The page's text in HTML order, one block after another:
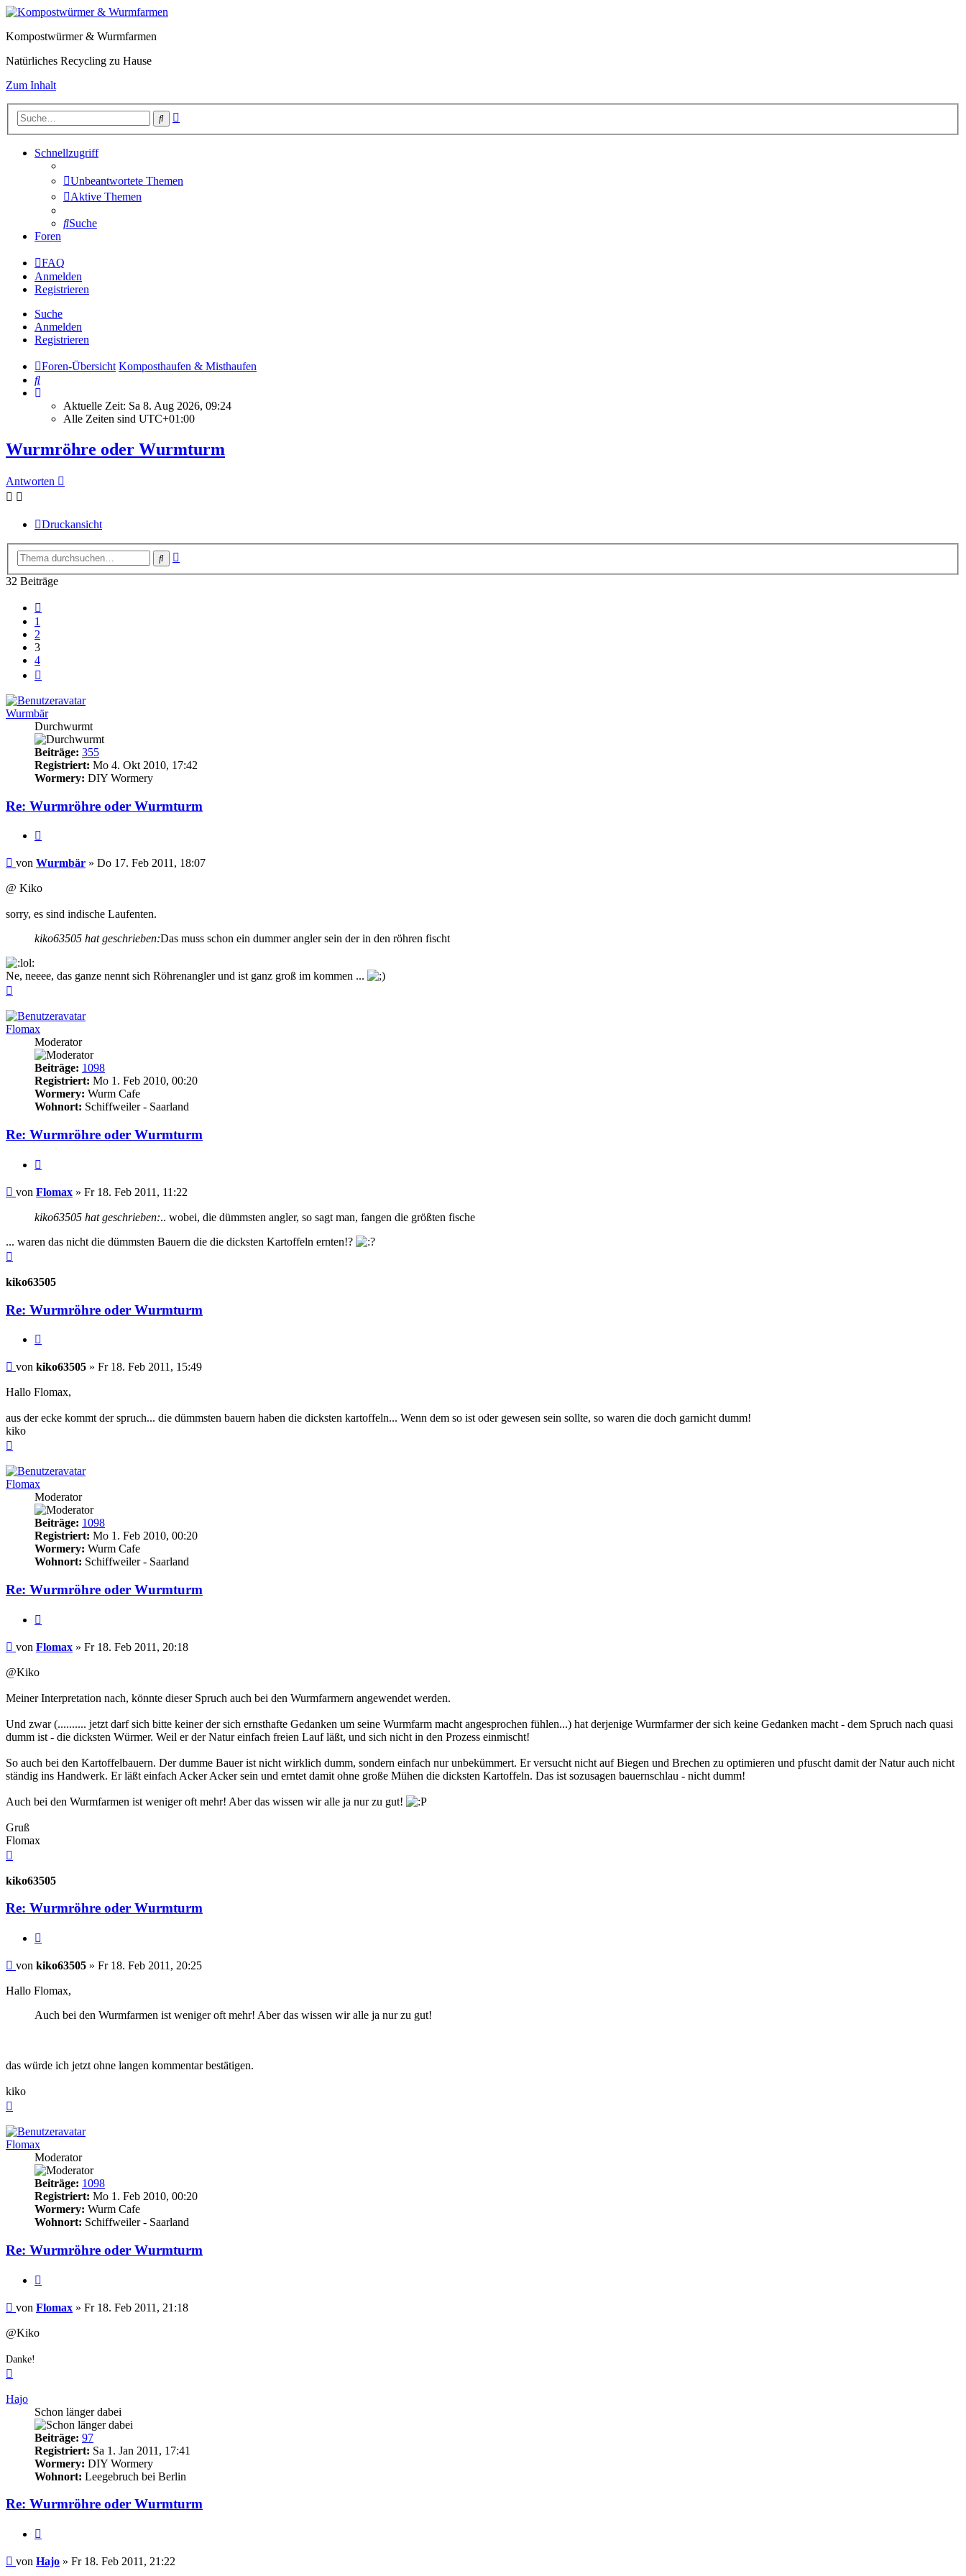
Kompostwürmer & Wurmfarmen
Natürliches Recycling zu Hause
Zum Inhalt
Suche
Schnellzugriff
Unbeantwortete Themen
Aktive Themen
Suche
Foren
FAQ
Anmelden
Registrieren
Suche
Anmelden
Registrieren
Foren-Übersicht Komposthaufen & Misthaufen
Suche
Aktuelle Zeit: Sa 8. Aug 2026, 09:24
Alle Zeiten sind UTC+01:00
Wurmröhre oder Wurmturm
Antworten
Druckansicht
Suche
32 Beiträge
1
2
3
4
Wurmbär
Durchwurmt
Beiträge: 355
Registriert: Mo 4. Okt 2010, 17:42
Wormery: DIY Wormery
Re: Wurmröhre oder Wurmturm
Beitrag
von Wurmbär » Do 17. Feb 2011, 18:07
@ Kiko
sorry, es sind indische Laufenten.
kiko63505 hat geschrieben:Das muss schon ein dummer angler sein der in den röhren fischt
Ne, neeee, das ganze nennt sich Röhrenangler und ist ganz groß im kommen ...
Flomax
Moderator
Beiträge: 1098
Registriert: Mo 1. Feb 2010, 00:20
Wormery: Wurm Cafe
Wohnort: Schiffweiler - Saarland
Re: Wurmröhre oder Wurmturm
Beitrag
von Flomax » Fr 18. Feb 2011, 11:22
kiko63505 hat geschrieben:.. wobei, die dümmsten angler, so sagt man, fangen die größten fische
... waren das nicht die dümmsten Bauern die die dicksten Kartoffeln ernten!?
kiko63505
Re: Wurmröhre oder Wurmturm
Beitrag
von kiko63505 » Fr 18. Feb 2011, 15:49
Hallo Flomax,
aus der ecke kommt der spruch... die dümmsten bauern haben die dicksten kartoffeln... Wenn dem so ist oder gewesen sein sollte, so waren die doch garnicht dumm!
kiko
Flomax
Moderator
Beiträge: 1098
Registriert: Mo 1. Feb 2010, 00:20
Wormery: Wurm Cafe
Wohnort: Schiffweiler - Saarland
Re: Wurmröhre oder Wurmturm
Beitrag
von Flomax » Fr 18. Feb 2011, 20:18
@Kiko
Meiner Interpretation nach, könnte dieser Spruch auch bei den Wurmfarmern angewendet werden.
Und zwar (.......... jetzt darf sich bitte keiner der sich ernsthafte Gedanken um seine Wurmfarm macht angesprochen fühlen...) hat derjenige Wurmfarmer der sich keine Gedanken macht - dem Spruch nach quasi
dumm ist - die dicksten Würmer. Weil er der Natur einfach freien Lauf läßt, und sich nicht in den Prozess einmischt!
So auch bei den Kartoffelbauern. Der dumme Bauer ist nicht wirklich dumm, sondern einfach nur unbekümmert. Er versucht nicht auf Biegen und Brechen zu optimieren und pfuscht damit der Natur auch nicht
ständig ins Handwerk. Er läßt einfach Acker Acker sein und erntet damit ohne große Mühen die dicksten Kartoffeln. Das ist sozusagen bauernschlau - nicht dumm!
Auch bei den Wurmfarmen ist weniger oft mehr! Aber das wissen wir alle ja nur zu gut!
Gruß
Flomax
kiko63505
Re: Wurmröhre oder Wurmturm
Beitrag
von kiko63505 » Fr 18. Feb 2011, 20:25
Hallo Flomax,
Auch bei den Wurmfarmen ist weniger oft mehr! Aber das wissen wir alle ja nur zu gut!
das würde ich jetzt ohne langen kommentar bestätigen.
kiko
Flomax
Moderator
Beiträge: 1098
Registriert: Mo 1. Feb 2010, 00:20
Wormery: Wurm Cafe
Wohnort: Schiffweiler - Saarland
Re: Wurmröhre oder Wurmturm
Beitrag
von Flomax » Fr 18. Feb 2011, 21:18
@Kiko
Danke!
Hajo
Schon länger dabei
Beiträge: 97
Registriert: Sa 1. Jan 2011, 17:41
Wormery: DIY Wormery
Wohnort: Leegebruch bei Berlin
Re: Wurmröhre oder Wurmturm
Beitrag
von Hajo » Fr 18. Feb 2011, 21:22